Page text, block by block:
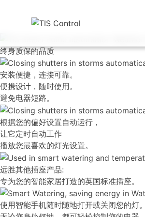
终身质保的品质
安装便捷，连接可靠。
便携设计，随时使用。
避免电器短路。
根据您的偏好设置自动运行，
让它定时自动工作
播放您最喜欢的灯光设置。
远胜其他插座产品:
专为您的智能家居打造的英国标准插座。
使用智能手机随时随地打开或关闭您的灯。